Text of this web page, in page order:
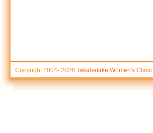
Copyright 2004- 2026 Takabatake Women's Clinic